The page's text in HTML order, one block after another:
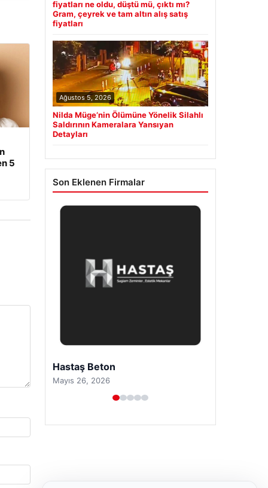
5
fiyatları ne oldu, düştü mü, çıktı mı?
Gram, çeyrek ve tam altın alış satış
fiyatları
Ağustos 5, 2026
Nilda Müge’nin Ölümüne Yönelik Silahlı
Saldırının Kameralara Yansıyan
Detayları
Son Eklenen Firmalar
Prenses Night Club
Nisan 29, 2026